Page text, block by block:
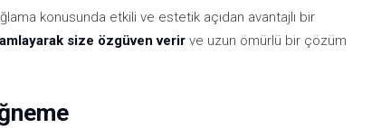
konusunda etkili ve estetik açıdan avantajlı bir
size özgüven verir ve uzun ömürlü bir çözüm